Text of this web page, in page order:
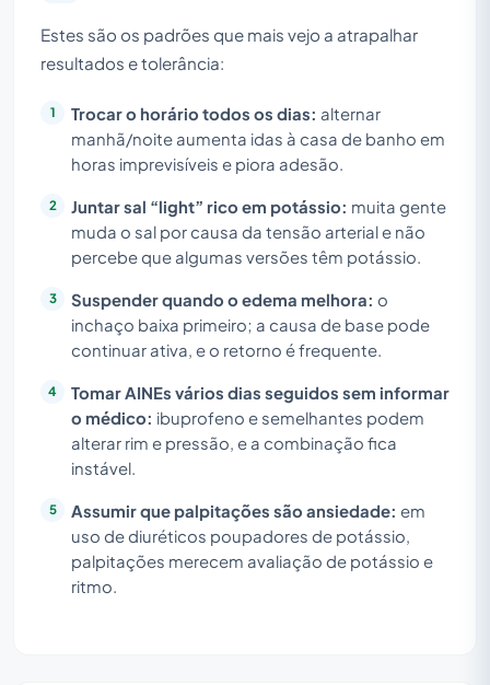
Estes são os padrões que mais vejo a atrapalhar
resultados e tolerância:
Trocar o horário todos os dias: alternar
manhã/noite aumenta idas à casa de banho em
horas imprevisíveis e piora adesão.
Juntar sal “light” rico em potássio: muita gente
muda o sal por causa da tensão arterial e não
percebe que algumas versões têm potássio.
Suspender quando o edema melhora: o
inchaço baixa primeiro; a causa de base pode
continuar ativa, e o retorno é frequente.
Tomar AINEs vários dias seguidos sem informar
o médico: ibuprofeno e semelhantes podem
alterar rim e pressão, e a combinação fica
instável.
Assumir que palpitações são ansiedade: em
uso de diuréticos poupadores de potássio,
palpitações merecem avaliação de potássio e
ritmo.